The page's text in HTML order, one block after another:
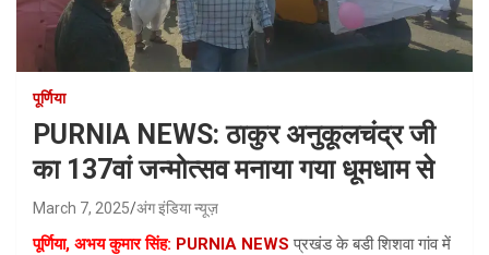
पूर्णिया
PURNIA NEWS: ठाकुर अनुकूलचंद्र जी
का 137वां जन्मोत्सव मनाया गया धूमधाम से
March 7, 2025 अंग इंडिया न्यूज़
पूर्णिया, अभय कुमार सिंह: PURNIA NEWS प्रखंड के बडी शिशवा गांव में